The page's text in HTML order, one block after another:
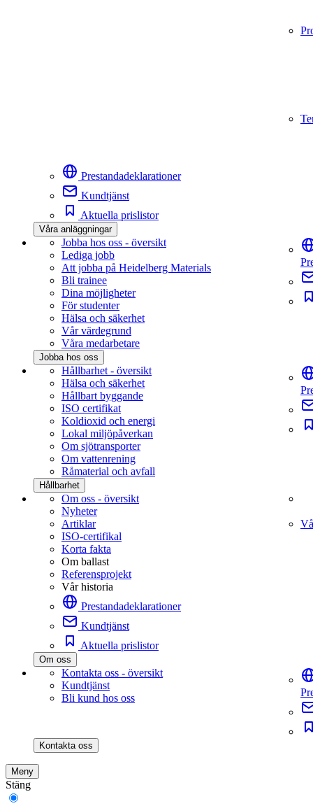
Prestandadeklarationer
Kundtjänst
Aktuella prislistor
Våra anläggningar
Jobba hos oss - översikt
Lediga jobb
Att jobba på Heidelberg Materials
Bli trainee
Dina möjligheter
För studenter
Hälsa och säkerhet
Vår värdegrund
Våra medarbetare
Jobba hos oss
Hållbarhet - översikt
Hälsa och säkerhet
Hållbart byggande
ISO certifikat
Koldioxid och energi
Lokal miljöpåverkan
Om sjötransporter
Om vattenrening
Råmaterial och avfall
Hållbarhet
Om oss - översikt
Nyheter
Artiklar
ISO-certifikal
Korta fakta
Om ballast
Referensprojekt
Vår historia
Prestandadeklarationer
Kundtjänst
Aktuella prislistor
Om oss
Kontakta oss - översikt
Kundtjänst
Bli kund hos oss
Kontakta oss
Meny
Stäng